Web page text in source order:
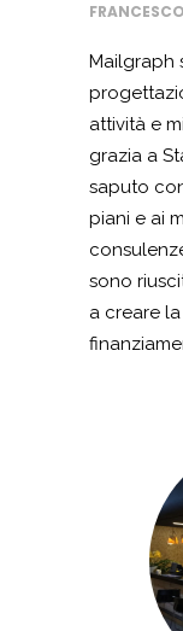
Mailgraph
attività e
grazia a
saputo
piani e ai
sono
a creare
gli arredi
sogno